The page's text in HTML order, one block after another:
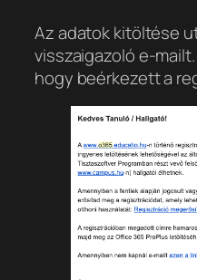
Az adatok kitöltése
visszaigazoló e-
hogy beérkezett a